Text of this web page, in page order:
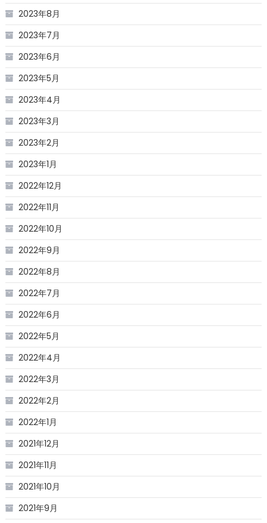
2023年8月
2023年7月
2023年6月
2023年5月
2023年4月
2023年3月
2023年2月
2023年1月
2022年12月
2022年11月
2022年10月
2022年9月
2022年8月
2022年7月
2022年6月
2022年5月
2022年4月
2022年3月
2022年2月
2022年1月
2021年12月
2021年11月
2021年10月
2021年9月